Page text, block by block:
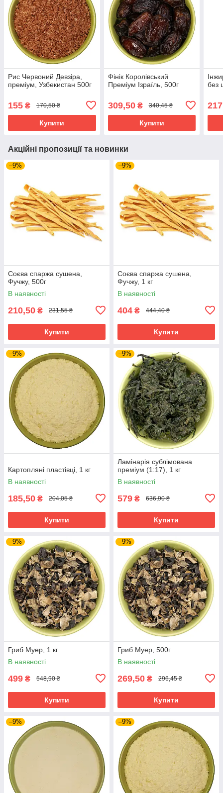
Рис Червоний Девзіра,
преміум, Узбекистан 500г
155 ₴ 170,50 ₴
Купити
Фінік Королівський
Преміум Ізраїль, 500г
309,50₴ 340,45 ₴
Купити
без
Акційні пропозиції та новинки
–9%
Соєва спаржа сушена,
Фучжу, 500г
В наявності
210,50 ₴ 231,55 ₴
Купити
–9%
Соєва спаржа сушена,
Фучжу, 1 кг
В наявності
404 ₴ 444,40 ₴
Купити
–9%
Картопляні пластівці, 1 кг
В наявності
185,50 ₴ 204,05 ₴
Купити
–9%
Ламінарія сублімована
преміум (1:17), 1 кг
В наявності
579 ₴ 636,90 ₴
Купити
–9%
Гриб Муер, 1 кг
В наявності
499 ₴ 548,90 ₴
Купити
–9%
Гриб Муер, 500г
В наявності
269,50 ₴ 296,45 ₴
Купити
–9% –9%